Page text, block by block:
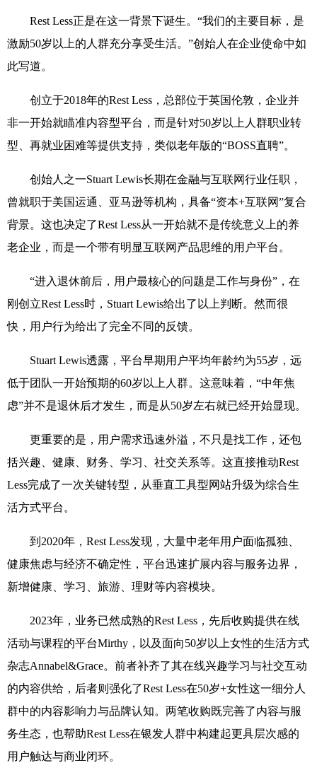
Rest Less正是在这一背景下诞生。“我们的主要目标，是
激励50岁以上的人群充分享受生活。”创始人在企业使命中如
此写道。
创立于2018年的Rest Less ，总部位于英国伦敦，企业并
非一开始就瞄准内容型平台，而是针对50岁以上人群职业转
型、再就业困难等提供支持，类似老年版的“BOSS直聘”。
创始人之一Stuart Lewis长期在金融与互联网行业任职，
曾就职于美国运通、亚马逊等机构，具备“资本+互联网”复合
背景。这也决定了Rest Less从一开始就不是传统意义上的养
老企业，而是一个带有明显互联网产品思维的用户平台。
“进入退休前后，用户最核心的问题是工作与身份”，在
刚创立Rest Less时， Stuart Lewis给出了以上判断。然而很
快，用户行为给出了完全不同的反馈。
Stuart Lewis透露，平台早期用户平均年龄约为55岁，远
低于团队一开始预期的60岁以上人群。这意味着，“中年焦
虑”并不是退休后才发生，而是从50岁左右就已经开始显现。
更重要的是，用户需求迅速外溢，不只是找工作，还包
括兴趣、健康、财务、学习、社交关系等。这直接推动Rest
Less完成了一次关键转型，从垂直工具型网站升级为综合生
活方式平台。
到 2020年， Rest Less发现，大量中老年用户面临孤独、
健康焦虑与经济不确定性，平台迅速扩展内容与服务边界，
新增健康、学习、旅游、理财等内容模块。
2023年，业务已然成熟的Rest Less ，先后收购提供在线
活动与课程的平台Mirthy ，以及面向50岁以上女性的生活方式
杂志Annabel&Grace。前者补齐了其在线兴趣学习与社交互动
的内容供给，后者则强化了Rest Less在50岁+女性这一细分人
群中的内容影响力与品牌认知。两笔收购既完善了内容与服
务生态，也帮助Rest Less在银发人群中构建起更具层次感的
用户触达与商业闭环。